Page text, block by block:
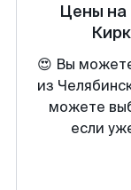
Цены на
😍 Вы
из
можете
если